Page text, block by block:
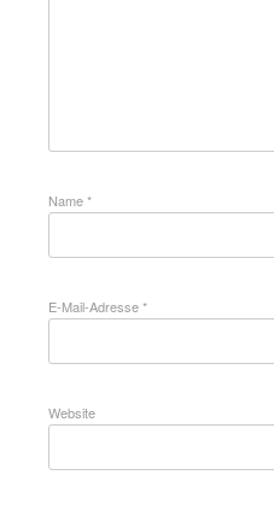
Name*
E-Mail-Adresse*
Website